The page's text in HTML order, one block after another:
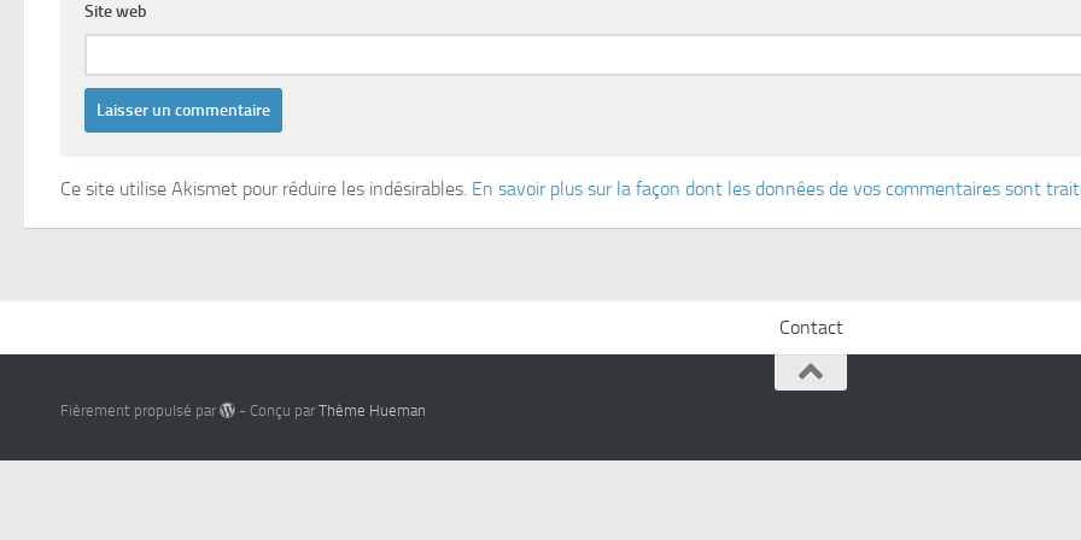
Site web
Ce site utilise Akismet pour réduire les indésirables. En savoir plus sur la façon dont les données de vos commentaires sont
Contact
Fièrement propulsé par - Conçu parThème Hueman